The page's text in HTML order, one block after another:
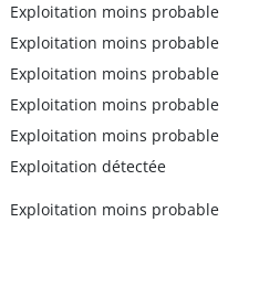
Exploitation moins probable
Exploitation moins probable
Exploitation moins probable
Exploitation moins probable
Exploitation moins probable
Exploitation détectée
Exploitation moins probable